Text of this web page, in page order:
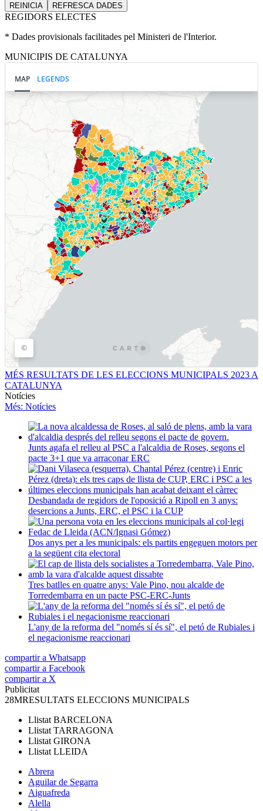
REINICIA REFRESCA DADES
REGIDORS ELECTES
* Dades provisionals facilitades pel Ministeri de l'Interior.
MUNICIPIS DE CATALUNYA
MÉS RESULTATS DE LES ELECCIONS MUNICIPALS 2023 A
CATALUNYA
Notícies
Més: Notícies
Junts agafa el relleu al PSC a l'alcaldia de Roses, segons el
pacte 3+1 que va arraconar ERC
Desbandada de regidors de l'oposició a Ripoll en 3 anys:
desercions a Junts, ERC, el PSC i la CUP
Dos anys per a les municipals: els partits engeguen motors per
a la següent cita electoral
Tres batlles en quatre anys: Vale Pino, nou alcalde de
Torredembarra en un pacte PSC-ERC-Junts
L'any de la reforma del "només sí és sí", el petó de Rubiales i
el negacionisme reaccionari
compartir a Whatsapp
compartir a Facebook
compartir a X
Publicitat
28MRESULTATS ELECCIONS MUNICIPALS
Llistat BARCELONA
Llistat TARRAGONA
Llistat GIRONA
Llistat LLEIDA
Abrera
Aguilar de Segarra
Aiguafreda
Alella